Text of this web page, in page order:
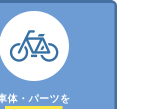
体・パーツを